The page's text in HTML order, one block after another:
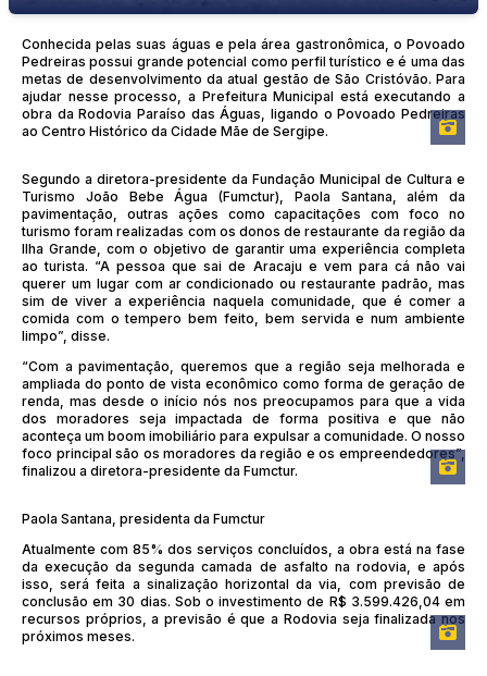
Conhecida pelas suas águas e pela área gastronômica, o Povoado
Pedreiras possui grande potencial como perfil turístico e é uma das
metas de desenvolvimento da atual gestão de São Cristóvão. Para
ajudar nesse processo, a Prefeitura Municipal está executando a
obra da Rodovia Paraíso das Águas, ligando o Povoado Pedreiras
ao Centro Histórico da Cidade Mãe de Sergipe.
Segundo a diretora-presidente da Fundação Municipal de Cultura e
Turismo João Bebe Água (Fumctur), Paola Santana, além da
pavimentação, outras ações como capacitações com foco no
turismo foram realizadas com os donos de restaurante da região da
Ilha Grande, com o objetivo de garantir uma experiência completa
ao turista. “A pessoa que sai de Aracaju e vem para cá não vai
querer um lugar com ar condicionado ou restaurante padrão, mas
sim de viver a experiência naquela comunidade, que é comer a
comida com o tempero bem feito, bem servida e num ambiente
limpo”, disse.
“Com a pavimentação, queremos que a região seja melhorada e
ampliada do ponto de vista econômico como forma de geração de
renda, mas desde o início nós nos preocupamos para que a vida
dos moradores seja impactada de forma positiva e que não
aconteça um boom imobiliário para expulsar a comunidade. O nosso
foco principal são os moradores da região e os empreendedores”,
finalizou a diretora-presidente da Fumctur.
Paola Santana, presidenta da Fumctur
Atualmente com 85% dos serviços concluídos, a obra está na fase
da execução da segunda camada de asfalto na rodovia, e após
isso, será feita a sinalização horizontal da via, com previsão de
conclusão em 30 dias. Sob o investimento de R$ 3.599.426,04 em
recursos próprios, a previsão é que a Rodovia seja finalizada nos
próximos meses.